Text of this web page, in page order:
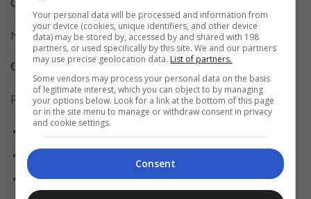
Gestão do consentimento no rodapé
Nosso site disponibiliza no rodapé um link chamado:
Configurações de privacidade e cookies
Por meio desse link, você pode:
Gerenciar escolhas de consentimento
Modificar preferências relacionadas a cookies
Aceitar ou recusar determinadas finalidades de
tratamento
Your personal data will be processed and information from
your device (cookies, unique identifiers, and other device
data) may be stored by, accessed by and shared with 198
partners, or used specifically by this site. We and our partners
may use precise geolocation data. List of partners.
Some vendors may process your personal data on the basis
of legitimate interest, which you can object to by managing
your options below. Look for a link at the bottom of this page
or in the site menu to manage or withdraw consent in privacy
and cookie settings.
Consent